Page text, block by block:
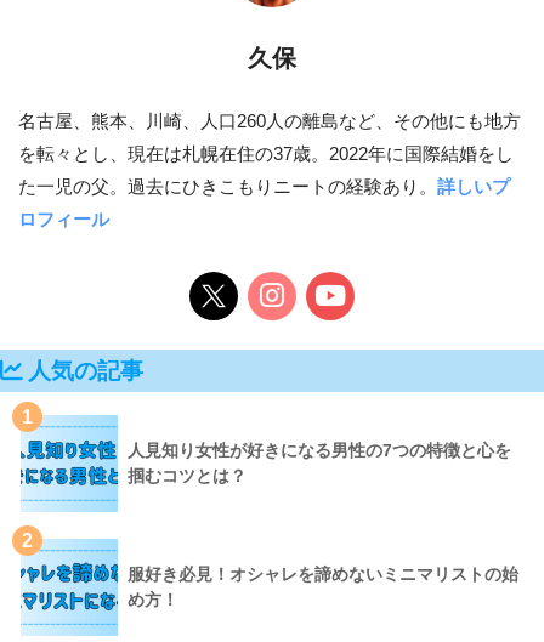
久保
名古屋、熊本、川崎、人口260人の離島など、その他にも地方
を転々とし、現在は札幌在住の37歳。2022年に国際結婚をし
た一児の父。過去にひきこもりニートの経験あり。 詳しいプ
ロフィール
人気の記事
1
人見知り女性が好きになる男性の7つの特徴と心を
掴むコツとは？
2
服好き必見！オシャレを諦めないミニマリストの始
め方！